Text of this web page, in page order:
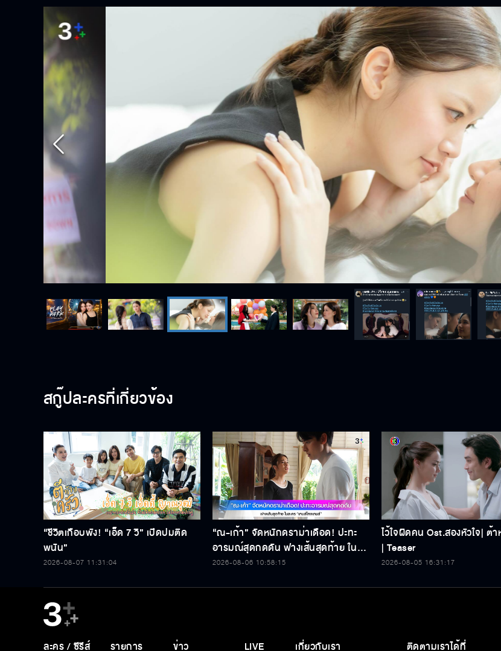
สกู๊ปละครที่เกี่ยวข้อง
“ชีวิตเกือบพัง! “เอ็ด 7 วิ” เปิดปมติด
พนัน”
2026-08-07 11:31:04
“ณ-เก้า” จัดหนักดราม่าเดือด! ปะทะ
อารมณ์สุดกดดัน ฟางเส้นสุดท้าย ใน
ละคร “เกมส์โกงเกมส์”
2026-08-06 10:58:15
ไว้ใจผิดคน Ost.สองหัวใจ| ต้
| Teaser
2026-08-05 16:31:17
ละคร / ซีรีส์ รายการ ข่าว LIVE เกี่ยวกับเรา ติดตามเราได้ที่